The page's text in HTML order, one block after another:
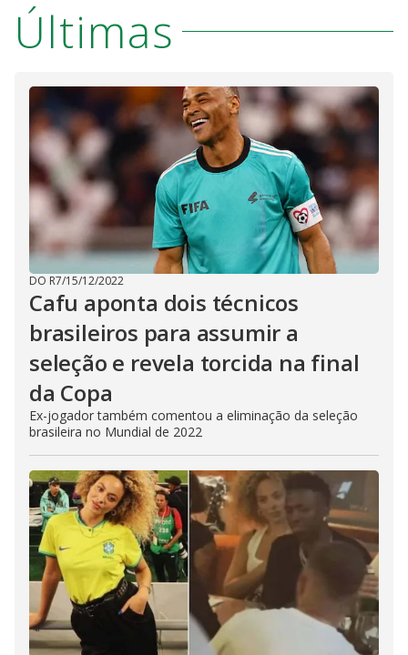
Últimas
DO R7/15/12/2022
Cafu aponta dois técnicos
brasileiros para assumir a
seleção e revela torcida na final
da Copa
Ex-jogador também comentou a eliminação da seleção
brasileira no Mundial de 2022